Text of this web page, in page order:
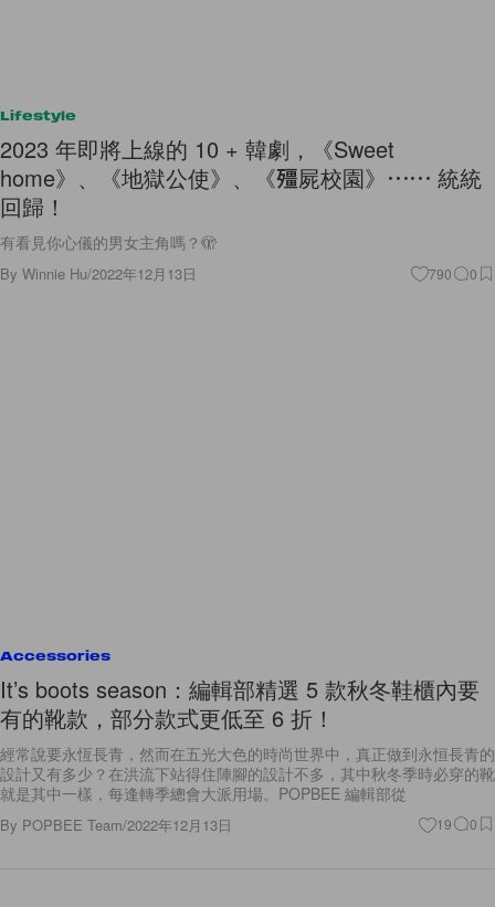
Lifestyle
2023 年即將上線的 10 + 韓劇，《Sweet
home》、《地獄公使》、《殭屍校園》⋯⋯ 統統
回歸！
有看見你心儀的男女主角嗎？🫣
By Winnie Hu/2022年12月13日 790 0
Accessories
It’s boots season：編輯部精選 5 款秋冬鞋櫃內要
有的靴款，部分款式更低至 6 折！
經常說要永恆長青，然而在五光大色的時尚世界中，真正做到永恒長青的
設計又有多少？在洪流下站得住陣腳的設計不多，其中秋冬季時必穿的靴
就是其中一樣，每逢轉季總會大派用場。POPBEE 編輯部從
By POPBEE Team/2022年12月13日 19 0